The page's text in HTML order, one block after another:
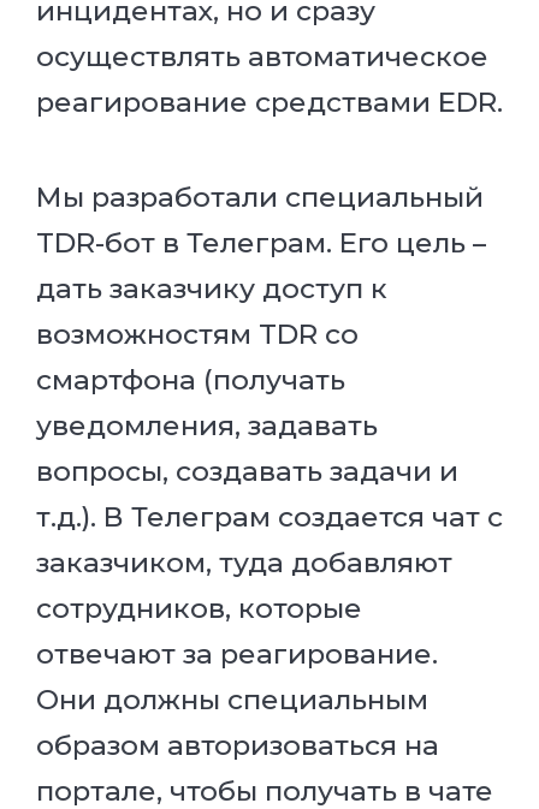
инцидентах, но и сразу
осуществлять автоматическое
реагирование средствами EDR.
Мы разработали специальный
TDR-бот в Телеграм. Его цель –
дать заказчику доступ к
возможностям TDR со
смартфона (получать
уведомления, задавать
вопросы, создавать задачи и
т.д.). В Телеграм создается чат с
заказчиком, туда добавляют
сотрудников, которые
отвечают за реагирование.
Они должны специальным
образом авторизоваться на
портале, чтобы получать в чате